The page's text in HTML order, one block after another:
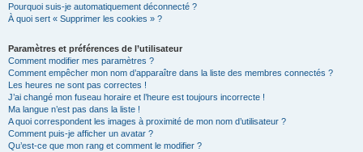
Pourquoi suis-je automatiquement déconnecté ?
À quoi sert « Supprimer les cookies » ?
Paramètres et préférences de l’utilisateur
Comment modifier mes paramètres ?
Comment empêcher mon nom d’apparaître dans la liste des membres connectés ?
Les heures ne sont pas correctes !
J’ai changé mon fuseau horaire et l’heure est toujours incorrecte !
Ma langue n’est pas dans la liste !
A quoi correspondent les images à proximité de mon nom d’utilisateur ?
Comment puis-je afficher un avatar ?
Qu’est-ce que mon rang et comment le modifier ?